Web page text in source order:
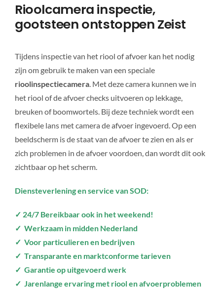
Rioolcamera inspectie,
gootsteen ontstoppen Zeist
Tijdens inspectie van het riool of afvoer kan het nodig
zijn om gebruik te maken van een speciale
rioolinspectiecamera. Met deze camera kunnen we in
het riool of de afvoer checks uitvoeren op lekkage,
breuken of boomwortels. Bij deze techniek wordt een
flexibele lans met camera de afvoer ingevoerd. Op een
beeldscherm is de staat van de afvoer te zien en als er
zich problemen in de afvoer voordoen, dan wordt dit ook
zichtbaar op het scherm.
Diensteverlening en service van SOD:
✓ 24/7 Bereikbaar ook in het weekend!
✓ Werkzaam in midden Nederland
✓ Voor particulieren en bedrijven
✓ Transparante en marktconforme tarieven
✓ Garantie op uitgevoerd werk
✓ Jarenlange ervaring met riool en afvoerproblemen